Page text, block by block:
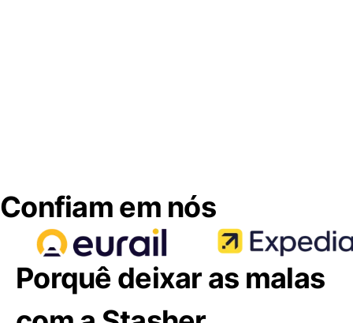
Confiam em nós
Porquê deixar as malas